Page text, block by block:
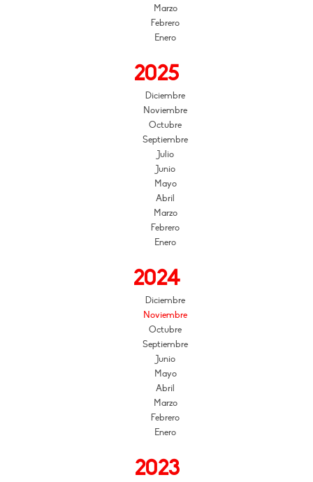
Marzo
Febrero
Enero
2025
Diciembre
Noviembre
Octubre
Septiembre
Julio
Junio
Mayo
Abril
Marzo
Febrero
Enero
2024
Diciembre
Noviembre
Octubre
Septiembre
Junio
Mayo
Abril
Marzo
Febrero
Enero
2023